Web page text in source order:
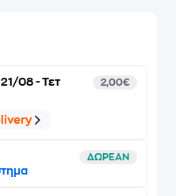
08 - Τετ
2,00€
ΔΩΡΕΑΝ